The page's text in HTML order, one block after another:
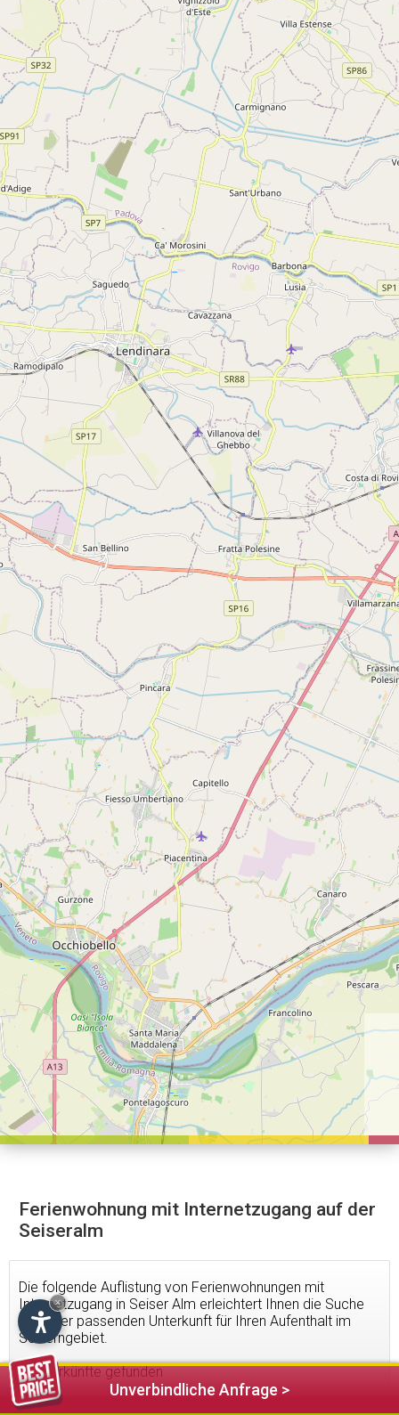
Ferienwohnung mit Internetzugang auf der
Seiseralm
Die folgende Auflistung von Ferienwohnungen mit
Internetzugang in Seiser Alm erleichtert Ihnen die Suche
nach der passenden Unterkunft für Ihren Aufenthalt im
Schlerngebiet.
2Unterkünfte gefunden
Unverbindliche Anfrage >
×